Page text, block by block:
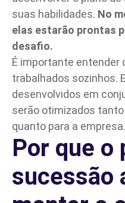
suas habilidades. No
elas estarão prontas
desafio.
É importante entender
trabalhados sozinhos.
desenvolvidos em
serão otimizados
quanto para a empresa.
Por que o
sucessão